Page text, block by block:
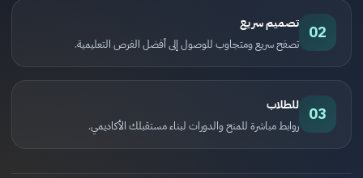
02 تصميم سريع
تصفح سريع ومتجاوب للوصول إلى أفضل الفرص التعليمية.
03 للطلاب
روابط مباشرة للمنح والدورات لبناء مستقبلك الأكاديمي.